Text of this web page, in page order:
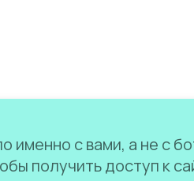
именно с вами, а не с
получить доступ к